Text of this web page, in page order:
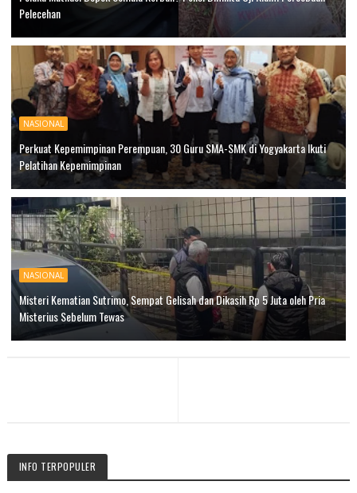
Pelecehan
NASIONAL
Perkuat Kepemimpinan Perempuan, 30 Guru SMA-SMK di Yogyakarta Ikuti
Pelatihan Kepemimpinan
NASIONAL
Misteri Kematian Sutrimo, Sempat Gelisah dan Dikasih Rp 5 Juta oleh Pria
Misterius Sebelum Tewas
INFO TERPOPULER